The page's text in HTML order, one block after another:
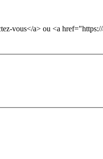
vous</a> ou <a